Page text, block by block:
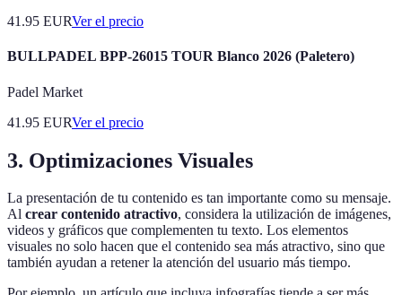
41.95 EURVer el precio
BULLPADEL BPP-26015 TOUR Blanco 2026 (Paletero)
Padel Market
41.95 EURVer el precio
3. Optimizaciones Visuales
La presentación de tu contenido es tan importante como su mensaje.
Al crear contenido atractivo, considera la utilización de imágenes,
videos y gráficos que complementen tu texto. Los elementos
visuales no solo hacen que el contenido sea más atractivo, sino que
también ayudan a retener la atención del usuario más tiempo.